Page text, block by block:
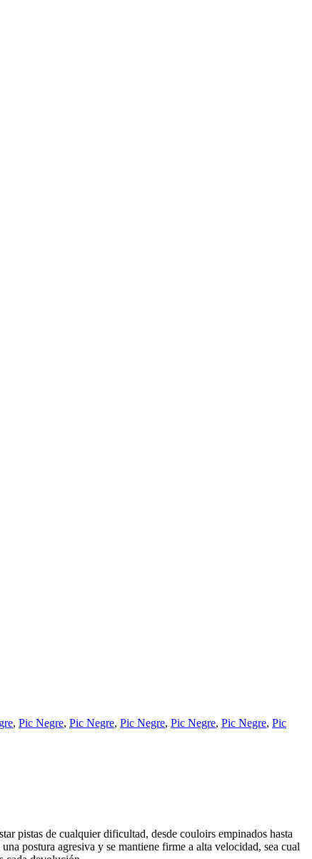
, Pic Negre, Pic Negre, Pic Negre, Pic Negre, Pic Negre, Pic
pistas de cualquier dificultad, desde couloirs empinados hasta
postura agresiva y se mantiene firme a alta velocidad, sea cual